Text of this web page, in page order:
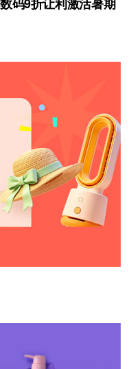
码9折让利激活暑期